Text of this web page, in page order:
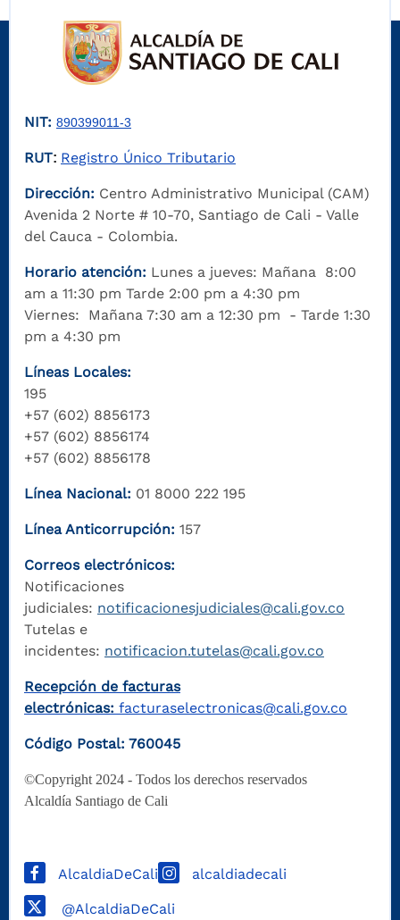
NIT: 890399011-3
RUT: Registro Único Tributario
Dirección: Centro Administrativo Municipal (CAM)
Avenida 2 Norte # 10-70, Santiago de Cali - Valle
del Cauca - Colombia.
Horario atención: Lunes a jueves: Mañana 8:00
am a 11:30 pm Tarde 2:00 pm a 4:30 pm
Viernes: Mañana 7:30 am a 12:30 pm - Tarde 1:30
pm a 4:30 pm
Líneas Locales:
195
+57 (602) 8856173
+57 (602) 8856174
+57 (602) 8856178
Línea Nacional: 01 8000 222 195
Línea Anticorrupción: 157
Correos electrónicos:
Notificaciones
judiciales: notificacionesjudiciales@cali.gov.co
Tutelas e
incidentes: notificacion.tutelas@cali.gov.co
Recepción de facturas
electrónicas: facturaselectronicas@cali.gov.co
Código Postal: 760045
©Copyright 2024 - Todos los derechos reservados
Alcaldía Santiago de Cali
AlcaldiaDeCali alcaldiadecali
@AlcaldiaDeCali